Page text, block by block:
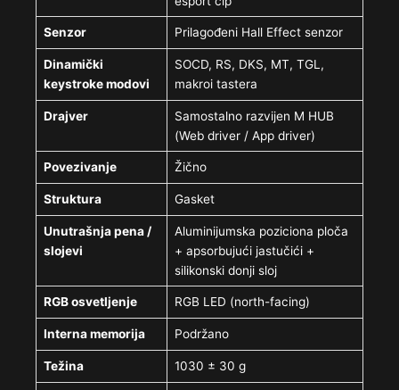
Senzor Prilagođeni Hall Effect senzor
Dinamički
keystroke modovi
SOCD, RS, DKS, MT, TGL,
makroi tastera
Drajver
Samostalno razvijen M HUB
(Web driver / App driver)
Povezivanje Žično
Struktura Gasket
Unutrašnja pena /
slojevi
Aluminijumska poziciona ploča
+ apsorbujući jastučići +
silikonski donji sloj
RGB osvetljenje RGB LED (north-facing)
Interna memorija Podržano
Težina 1030 ± 30 g